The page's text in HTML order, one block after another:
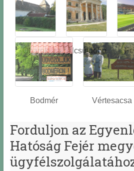
Óbarok
Alcsútdobo
z
Bodmér Vértesacsa
Forduljon az
Hatóság Fejér